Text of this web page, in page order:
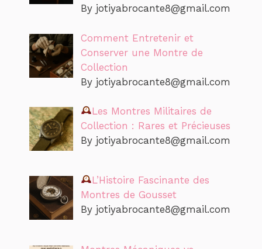
By jotiyabrocante8@gmail.com
Comment Entretenir et
Conserver une Montre de
Collection
By jotiyabrocante8@gmail.com
Les Montres Militaires de
Collection : Rares et Précieuses
By jotiyabrocante8@gmail.com
L’Histoire Fascinante des
Montres de Gousset
By jotiyabrocante8@gmail.com